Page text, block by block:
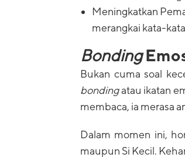
Meningkatkan
merangkai kata-
Bonding
Bukan cuma soal
bondingatau ikatan
membaca, ia merasa
Dalam momen ini,
maupun Si Kecil.